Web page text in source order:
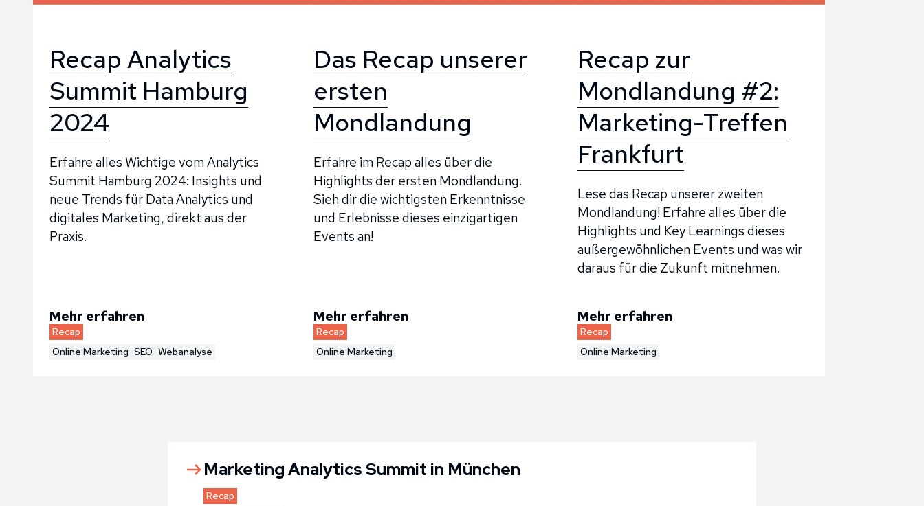
Recap Analytics
Summit Hamburg
2024
Erfahre alles Wichtige vom Analytics
Summit Hamburg 2024: Insights und
neue Trends für Data Analytics und
digitales Marketing, direkt aus der
Praxis.
Mehr erfahren
Recap
Online Marketing SEO Webanalyse
Das Recap unserer
ersten
Mondlandung
Erfahre im Recap alles über die
Highlights der ersten Mondlandung.
Sieh dir die wichtigsten Erkenntnisse
und Erlebnisse dieses einzigartigen
Events an!
Mehr erfahren
Recap
Online Marketing
Recap zur
Mondlandung #2:
Marketing-Treffen
Frankfurt
Lese das Recap unserer zweiten
Mondlandung! Erfahre alles über die
Highlights und Key Learnings dieses
außergewöhnlichen Events und was wir
daraus für die Zukunft mitnehmen.
Mehr erfahren
Recap
Online Marketing
Marketing Analytics Summit in München
Recap